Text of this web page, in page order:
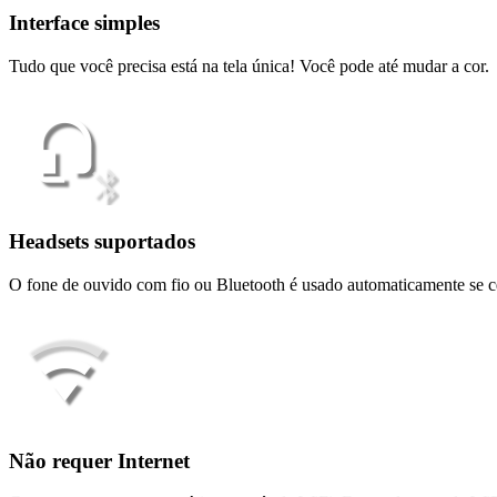
Interface simples
Tudo que você precisa está na tela única! Você pode até mudar a cor.
Headsets suportados
O fone de ouvido com fio ou Bluetooth é usado automaticamente se
Não requer Internet